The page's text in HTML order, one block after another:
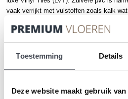
Toestemming Details
Deze website maakt gebruik
vaak verrijkt met vulstoffen zoals kalk
beïnvloed. Elke LVT vloer is voorzien
beschermlaag bestaat in verschillende
met de volgende diktes:
0.40mm toplaag geschikt voor particulier
0.55mm toplaag geschikt voor project
1.00mm toplaag zwaar intensief project